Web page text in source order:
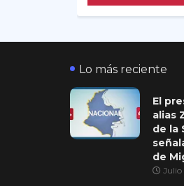
Lo más reciente
El
alias
de la
de
Julio